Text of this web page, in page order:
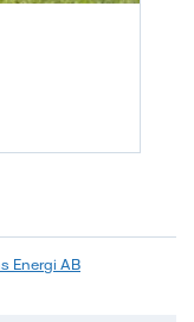
Energi AB